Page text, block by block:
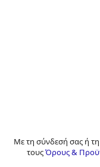
Με τη σύνδεσή σας ή
τουςΌρους &